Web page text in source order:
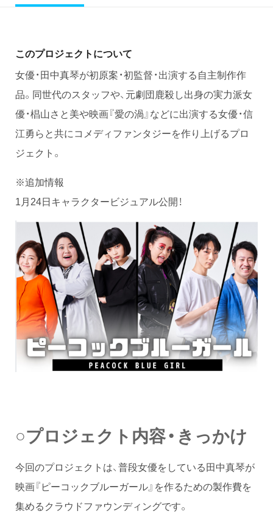
このプロジェクトについて
女優・田中真琴が初原案・初監督・出演する自主制作作
品。同世代のスタッフや、元劇団鹿殺し出身の実力派女
優・椙山さと美や映画『愛の渦』などに出演する女優・信
江勇らと共にコメディファンタジーを作り上げるプロ
ジェクト。
※追加情報
1月24日キャラクタービジュアル公開！
○プロジェクト内容・きっかけ
今回のプロジェクトは、普段女優をしている田中真琴が
映画『ピーコックブルーガール』を作るための製作費を
集めるクラウドファウンディングです。